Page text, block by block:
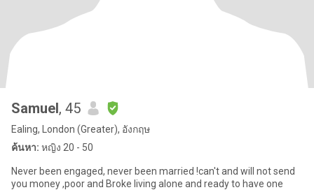
Samuel, 45
Ealing, London (Greater), อังกฤษ
ค้นหา: หญิง 20 - 50
Never been engaged, never been married !can't and will not send
you money ,poor and Broke living alone and ready to have one